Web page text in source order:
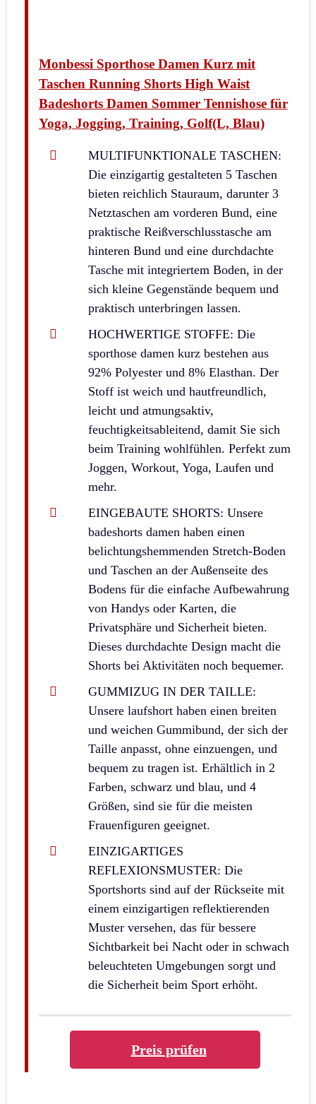
Monbessi Sporthose Damen Kurz mit
Taschen Running Shorts High Waist
Badeshorts Damen Sommer Tennishose für
Yoga, Jogging, Training, Golf(L, Blau)
MULTIFUNKTIONALE TASCHEN:
Die einzigartig gestalteten 5 Taschen
bieten reichlich Stauraum, darunter 3
Netztaschen am vorderen Bund, eine
praktische Reißverschlusstasche am
hinteren Bund und eine durchdachte
Tasche mit integriertem Boden, in der
sich kleine Gegenstände bequem und
praktisch unterbringen lassen.
HOCHWERTIGE STOFFE: Die
sporthose damen kurz bestehen aus
92% Polyester und 8% Elasthan. Der
Stoff ist weich und hautfreundlich,
leicht und atmungsaktiv,
feuchtigkeitsableitend, damit Sie sich
beim Training wohlfühlen. Perfekt zum
Joggen, Workout, Yoga, Laufen und
mehr.
EINGEBAUTE SHORTS: Unsere
badeshorts damen haben einen
belichtungshemmenden Stretch-Boden
und Taschen an der Außenseite des
Bodens für die einfache Aufbewahrung
von Handys oder Karten, die
Privatsphäre und Sicherheit bieten.
Dieses durchdachte Design macht die
Shorts bei Aktivitäten noch bequemer.
GUMMIZUG IN DER TAILLE:
Unsere laufshort haben einen breiten
und weichen Gummibund, der sich der
Taille anpasst, ohne einzuengen, und
bequem zu tragen ist. Erhältlich in 2
Farben, schwarz und blau, und 4
Größen, sind sie für die meisten
Frauenfiguren geeignet.
EINZIGARTIGES
REFLEXIONSMUSTER: Die
Sportshorts sind auf der Rückseite mit
einem einzigartigen reflektierenden
Muster versehen, das für bessere
Sichtbarkeit bei Nacht oder in schwach
beleuchteten Umgebungen sorgt und
die Sicherheit beim Sport erhöht.
Preis prüfen